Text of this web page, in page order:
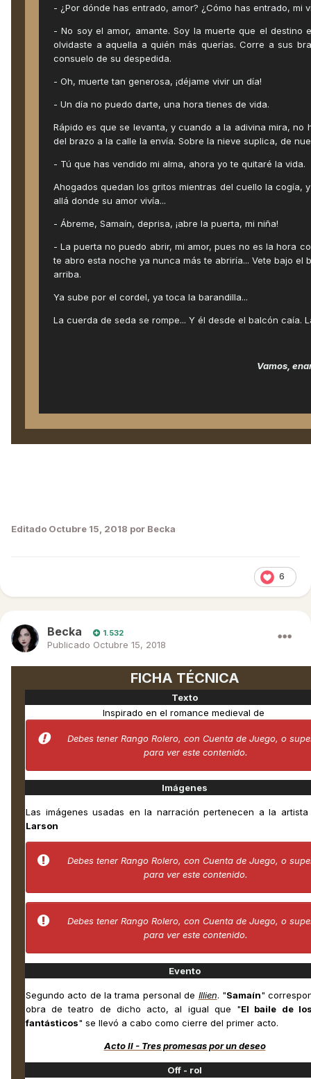
- ¿Por dónde has entrado, amor? ¿Cómo has entrado, mi
- No soy el amor, amante. Soy la muerte que el
olvidaste a aquella a quién más querías. Corre a sus
consuelo de su despedida.
- Oh, muerte tan generosa, ¡déjame vivir un día!
- Un día no puedo darte, una hora tienes de vida.
Rápido es que se levanta, y cuando a la adivina mira,
del brazo a la calle la envía. Sobre la nieve suplica, de
- Tú que has vendido mi alma, ahora yo te quitaré la vida.
Ahogados quedan los gritos mientras del cuello la cogía,
allá donde su amor vivía...
- Ábreme, Samaín, deprisa, ¡abre la puerta, mi niña!
- La puerta no puedo abrir, mi amor, pues no es la hora
te abro esta noche ya nunca más te abriría... Vete bajo
arriba.
Ya sube por el cordel, ya toca la barandilla...
La cuerda de seda se rompe... Y él desde el balcón caía.
Vamos,
Editado Octubre 15, 2018 por Becka
6
Becka 1.532
Publicado Octubre 15, 2018
FICHA TÉCNICA
Texto
Inspirado en el romance medieval de
Debes tener Rango Rolero, con Cuenta de Juego, o
para ver este contenido.
Imágenes
Las imágenes usadas en la narración pertenecen a la artista
Larson
Debes tener Rango Rolero, con Cuenta de Juego, o
para ver este contenido.
Debes tener Rango Rolero, con Cuenta de Juego, o
para ver este contenido.
Evento
Segundo acto de la trama personal de Illien. "Samaín"
obra de teatro de dicho acto, al igual que "El baile de
fantásticos" se llevó a cabo como cierre del primer acto.
Acto II - Tres promesas por un deseo
Off - rol